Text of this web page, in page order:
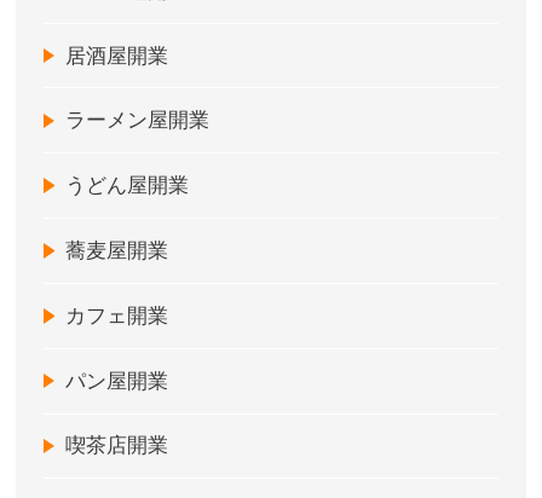
居酒屋開業
ラーメン屋開業
うどん屋開業
蕎麦屋開業
カフェ開業
パン屋開業
喫茶店開業